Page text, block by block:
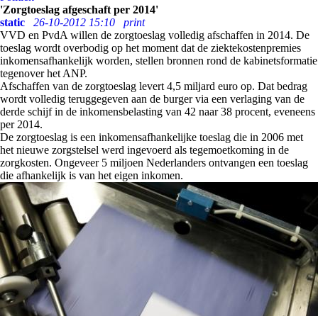
'Zorgtoeslag afgeschaft per 2014'
static
26-10-2012 15:10
print
VVD en PvdA willen de zorgtoeslag volledig afschaffen in 2014. De
toeslag wordt overbodig op het moment dat de ziektekostenpremies
inkomensafhankelijk worden, stellen bronnen rond de kabinetsformatie
tegenover het ANP.
Afschaffen van de zorgtoeslag levert 4,5 miljard euro op. Dat bedrag
wordt volledig teruggegeven aan de burger via een verlaging van de
derde schijf in de inkomensbelasting van 42 naar 38 procent, eveneens
per 2014.
De zorgtoeslag is een inkomensafhankelijke toeslag die in 2006 met
het nieuwe zorgstelsel werd ingevoerd als tegemoetkoming in de
zorgkosten. Ongeveer 5 miljoen Nederlanders ontvangen een toeslag
die afhankelijk is van het eigen inkomen.